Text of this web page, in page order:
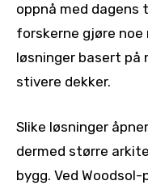
oppnå med dagens
forskerne gjøre noe
løsninger basert på
stivere dekker.
Slike løsninger
dermed større
bygg. Ved